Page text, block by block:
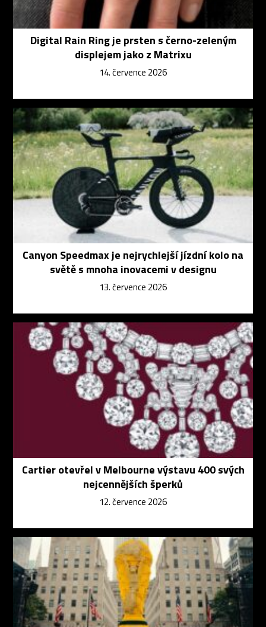
Digital Rain Ring je prsten s černo-zeleným
displejem jako z Matrixu
14. července 2026
Canyon Speedmax je nejrychlejší jízdní kolo na
světě s mnoha inovacemi v designu
13. července 2026
Cartier otevřel v Melbourne výstavu 400 svých
nejcennějších šperků
12. července 2026